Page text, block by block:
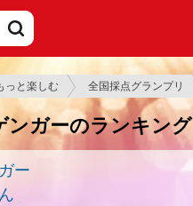
っと楽しむ 全国採点グランプリ
ンガーのランキング
ー